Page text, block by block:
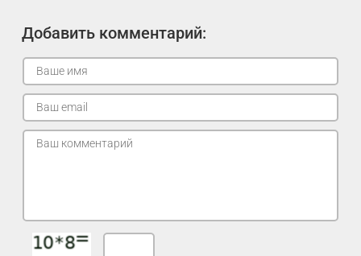
Добавить комментарий: